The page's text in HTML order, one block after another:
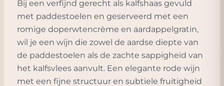
Bij een verfijnd gerecht als kalfshaas gevuld
met paddestoelen en geserveerd met een
romige doperwtencrème en aardappelgratin,
wil je een wijn die zowel de aardse diepte van
de paddestoelen als de zachte sappigheid van
het kalfsvlees aanvult. Een elegante rode wijn
met een fijne structuur en subtiele fruitigheid